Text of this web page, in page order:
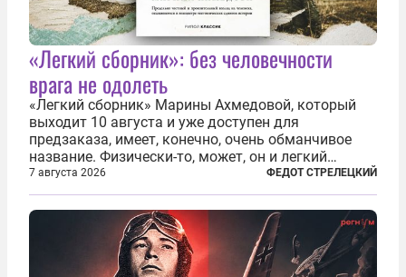
«Легкий сборник»: без человечности
врага не одолеть
«Легкий сборник» Марины Ахмедовой, который
выходит 10 августа и уже доступен для
предзаказа, имеет, конечно, очень обманчивое
название. Физически-то, может, он и легкий
относительно. Но метафизически —
безотносительно тяжелый. Десять рассказов,
каждый из которых напрямую или косвенно (в
основном —...
7 августа 2026 ФЕДОТ СТРЕЛЕЦКИЙ